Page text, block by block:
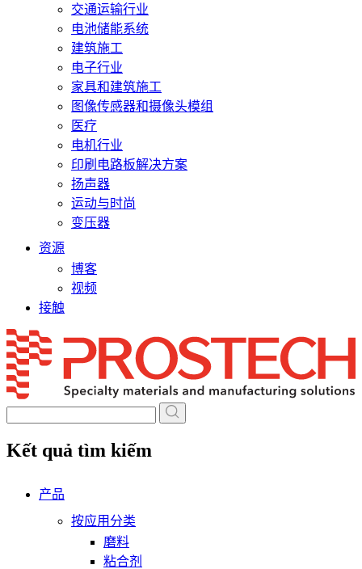
交通运输行业
电池储能系统
建筑施工
电子行业
家具和建筑施工
图像传感器和摄像头模组
医疗
电机行业
印刷电路板解决方案
扬声器
运动与时尚
变压器
资源
博客
视频
接触
Skip
to
content
Kết quả tìm kiếm
产品
按应用分类
磨料
粘合剂